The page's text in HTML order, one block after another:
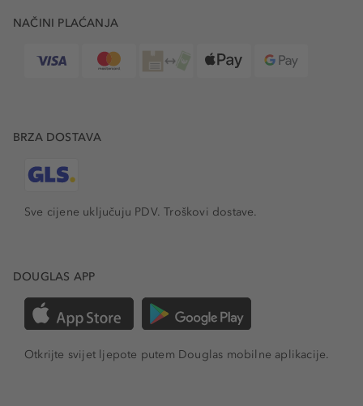
NAČINI PLAĆANJA
BRZA DOSTAVA
Sve cijene uključuju PDV.Troškovi dostave.
DOUGLAS APP
Otkrijte svijet ljepote putem Douglas mobilne aplikacije.